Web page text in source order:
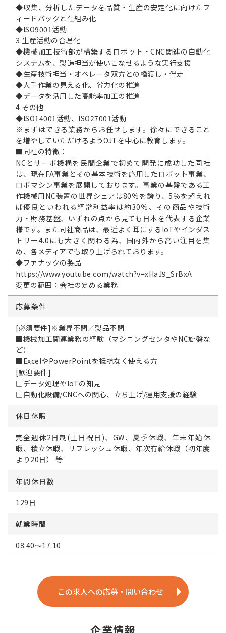
◆収集、分析したデータを品質・生産の安定化に向けたフ
ィードバックと仕組み化
◆ISO9001活動
3.生産活動の合理化
◆機械加工技術部が構築するロボット・CNC関連の自動化
システムを、製造担当が使いこなせるような実行支援
◆生産技術担当・オペレータ双方との橋渡し・伴走
◆人手作業の見える化、省力化の推進
◆データを活用した高能率加工の推進
4.その他
◆ISO14001活動、ISO27001活動
※まずはできる業務からお任せします。徐々にできること
を増やしていただけるようOJTを中心に教育します。
■同社の特徴：
NCとサーボ機構を民間企業で初めて開発に成功した同社
は、現在FA事業とその基本技術を応用したロボット事業、
ロボマシン事業を展開しております。事業の基盤である工
作機械用NC装置の世界シェアは80％を誇り、5％を超えれ
ば優良といわれる経常利益率は約30％、その商品や技術
力・財務基盤、いずれの点から見ても日本を代表する企業
様です。また同社商品は、最近よく耳にするIoTやインダス
トリー4.0にも大きく関わる為、国内外から高い注目を集
め、各メディアでも取り上げられております。
◆ファナックの製品
https://www.youtube.com/watch?v=xHaJ9_SrBxA
変更の範囲：会社の定める業務
応募条件
[必須要件]※業界不問／製品不問
■機械加工関連業務の経験（マシニングセンタやNC旋盤な
ど）
■ExcelやPowerPointを抵抗なく使える方
[歓迎要件]
□データ処理やIoTの知見
□自動化設備/CNCへの関心、立ち上げ/運用支援の経験
休日休暇
完全週休2日制(土日祝日)、GW、夏季休暇、年末年始休
暇、積立休暇、リフレッシュ休暇、年次有給休暇（初年度
より20日） 等
年間休日数
129日
就業時間
08:40～17:10
この求人への応募・問い合わせ
企業情報